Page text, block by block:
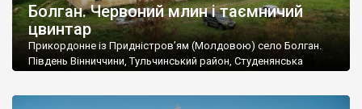
Болган. Червоний млин і таємничий
цвинтар
Прикордонне із Придністров’ям (Молдовою) село Болган.
Південь Вінниччини, Тульчинський район, Студенянська